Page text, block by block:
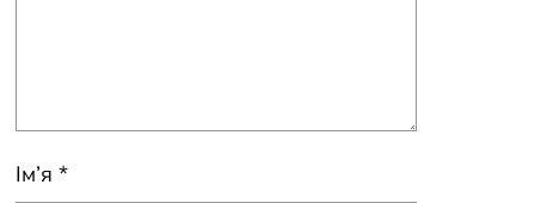
Ім’я *